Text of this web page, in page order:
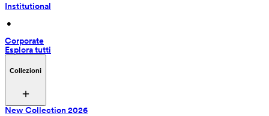
Institutional
•
Corporate
Esplora tutti
Collezioni
New Collection 2026